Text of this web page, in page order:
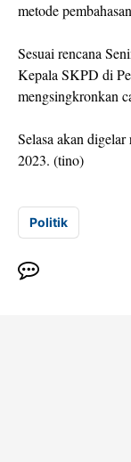
metode
Sesuai rencana
Kepala SKPD di
mengsingkronkan
Selasa akan
2023. (tino)
Politik